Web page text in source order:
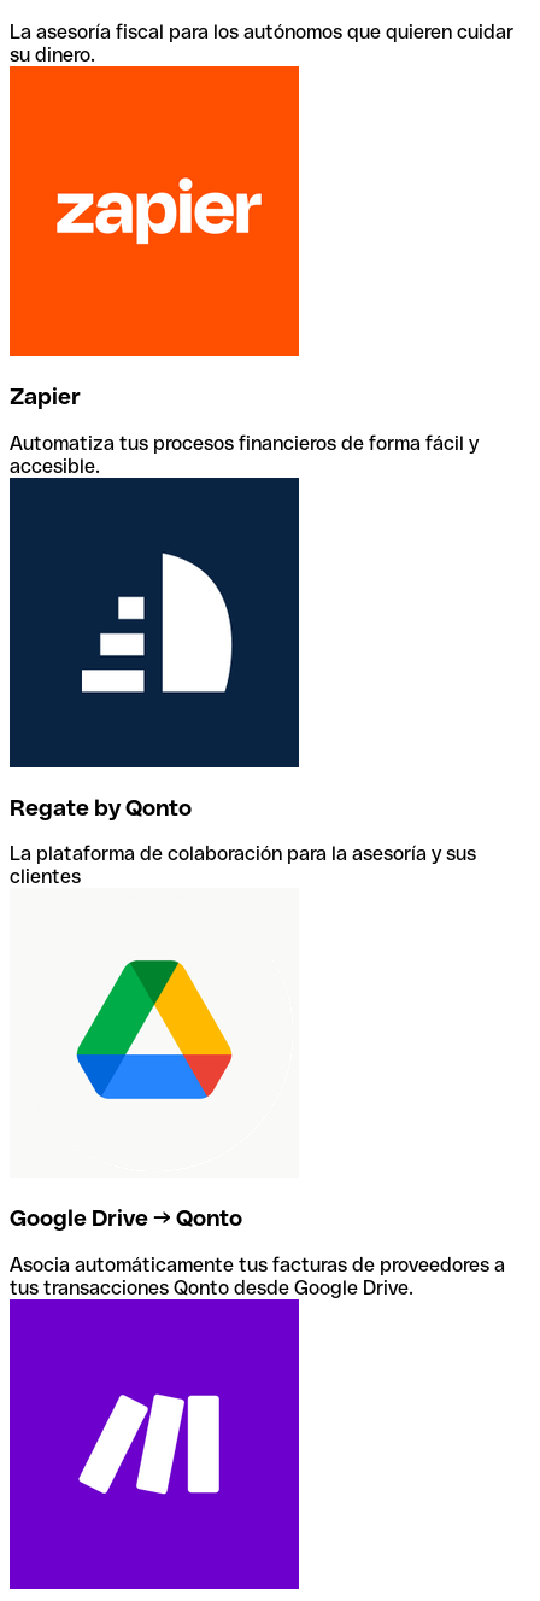
La asesoría fiscal para los autónomos que quieren cuidar
su dinero.
Zapier
Automatiza tus procesos financieros de forma fácil y
accesible.
Regate by Qonto
La plataforma de colaboración para la asesoría y sus
clientes
Google Drive → Qonto
Asocia automáticamente tus facturas de proveedores a
tus transacciones Qonto desde Google Drive.